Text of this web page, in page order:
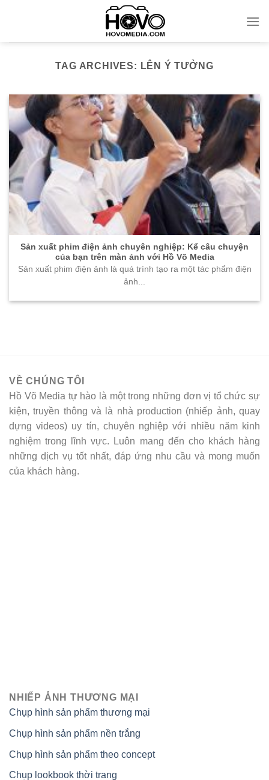
TAG ARCHIVES: LÊN Ý TƯỞNG
Sản xuất phim điện ảnh chuyên nghiệp: Kể câu chuyện
của bạn trên màn ảnh với Hồ Võ Media
Sản xuất phim điện ảnh là quá trình tạo ra một tác phẩm điện
ảnh...
VỀ CHÚNG TÔI
Hồ Võ Media tự hào là một trong những đơn vị tổ chức sự
kiện, truyền thông và là nhà production (nhiếp ảnh, quay
dựng videos) uy tín, chuyên nghiệp với nhiều năm kinh
nghiệm trong lĩnh vực. Luôn mang đến cho khách hàng
những dịch vụ tốt nhất, đáp ứng nhu cầu và mong muốn
của khách hàng.
NHIẾP ẢNH THƯƠNG MẠI
Chụp hình sản phẩm thương mại
Chụp hình sản phẩm nền trắng
Chụp hình sản phẩm theo concept
Chụp lookbook thời trang